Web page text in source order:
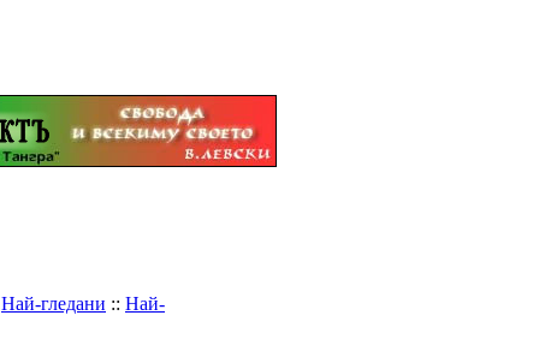
Най-гледани :: Най-